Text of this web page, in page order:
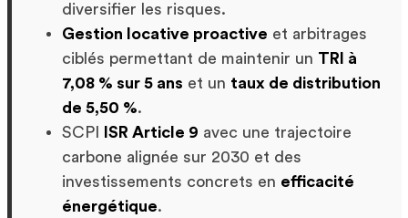
diversifier les risques.
Gestion locative proactive et arbitrages
ciblés permettant de maintenir un TRI à
7,08 % sur 5 ans et un taux de distribution
de 5,50 %.
SCPI
ISR Article 9 avec une trajectoire
carbone alignée sur 2030 et des
investissements concrets en efficacité
énergétique.